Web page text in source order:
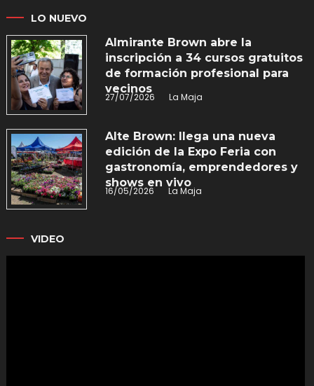
LO NUEVO
Almirante Brown abre la
inscripción a 34 cursos gratuitos
de formación profesional para
vecinos
27/07/2026 La Maja
Alte Brown: llega una nueva
edición de la Expo Feria con
gastronomía, emprendedores y
shows en vivo
16/05/2026 La Maja
VIDEO